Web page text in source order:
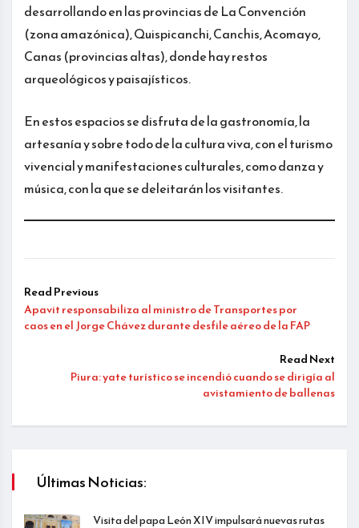
desarrollando en las provincias de La Convención
(zona amazónica), Quispicanchi, Canchis, Acomayo,
Canas (provincias altas), donde hay restos
arqueológicos y paisajísticos.
En estos espacios se disfruta de la gastronomía, la
artesanía y sobre todo de la cultura viva, con el turismo
vivencial y manifestaciones culturales, como danza y
música, con la que se deleitarán los visitantes.
Read Previous
Apavit responsabiliza al ministro de Transportes por
caos en el Jorge Chávez durante desfile aéreo de la FAP
Read Next
Piura: yate turístico se incendió cuando se dirigía al
avistamiento de ballenas
Últimas Noticias:
Visita del papa León XIV impulsará nuevas rutas